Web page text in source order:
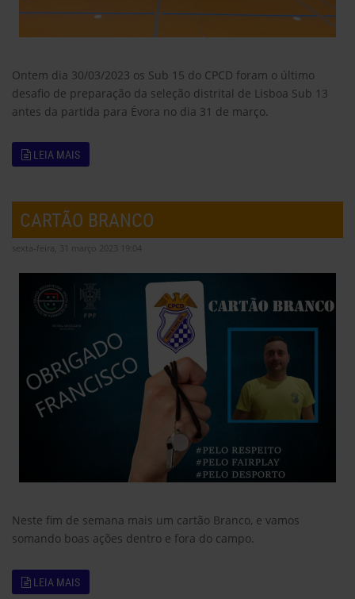
Ontem dia 30/03/2023 os Sub 15 do CPCD foram o último
desafio de preparação da seleção distrital de Lisboa Sub 13
antes da partida para Évora no dia 31 de março.
LEIA MAIS
CARTÃO BRANCO
sexta-feira, 31 março 2023 19:04
Neste fim de semana mais um cartão Branco, e vamos
somando boas ações dentro e fora do campo.
LEIA MAIS